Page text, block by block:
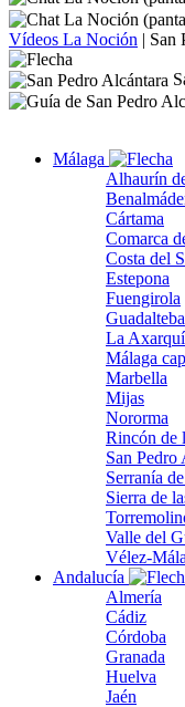
Vídeos La Noción | San
Málaga
Alhaurín
Cártama
Comarca
Costa del
Estepona
Fuengirola
Guadalteba
La
Málaga
Marbella
Mijas
Nororma
Rincón de
San Pedro
Serranía
Sierra de
Valle del
Vélez-
Andalucía
Almería
Cádiz
Córdoba
Granada
Huelva
Jaén